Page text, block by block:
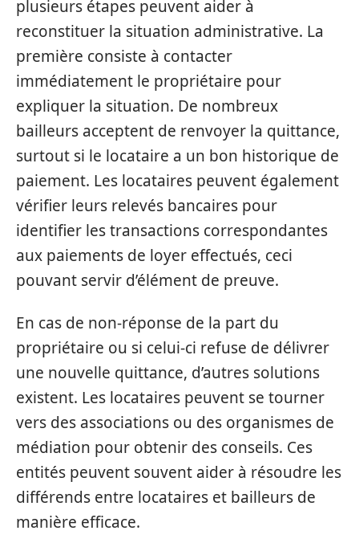
plusieurs étapes peuvent aider à
reconstituer la situation administrative. La
première consiste à contacter
immédiatement le propriétaire pour
expliquer la situation. De nombreux
bailleurs acceptent de renvoyer la quittance,
surtout si le locataire a un bon historique de
paiement. Les locataires peuvent également
vérifier leurs relevés bancaires pour
identifier les transactions correspondantes
aux paiements de loyer effectués, ceci
pouvant servir d’élément de preuve.
En cas de non-réponse de la part du
propriétaire ou si celui-ci refuse de délivrer
une nouvelle quittance, d’autres solutions
existent. Les locataires peuvent se tourner
vers des associations ou des organismes de
médiation pour obtenir des conseils. Ces
entités peuvent souvent aider à résoudre les
différends entre locataires et bailleurs de
manière efficace.